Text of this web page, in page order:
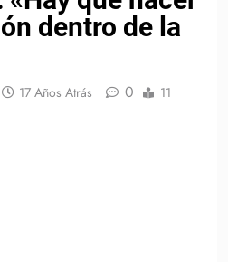
dentro de la
17 Años Atrás 0
11